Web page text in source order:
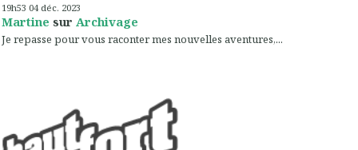
19h53 04 déc. 2023
Martine sur Archivage
Je repasse pour vous raconter mes nouvelles aventures,...